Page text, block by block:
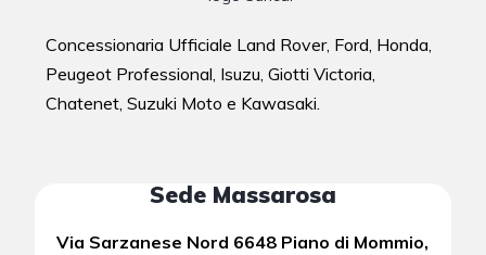
Concessionaria Ufficiale Land Rover, Ford, Honda,
Peugeot Professional, Isuzu, Giotti Victoria,
Chatenet, Suzuki Moto e Kawasaki.
Sede Massarosa
Via Sarzanese Nord 6648 Piano di Mommio,